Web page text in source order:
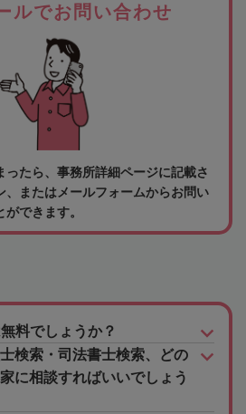
ルでお問い合わせ
ったら、事務所詳細ページに記載さ
、またはメールフォームからお問い
できます。
料でしょうか？
検索・司法書士検索、どの
に相談すればいいでしょう